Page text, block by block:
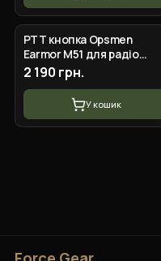
PTT кнопка Opsmen
Earmor M51 для радіо
станції Motorola DP series
2 190 грн.
У кошик